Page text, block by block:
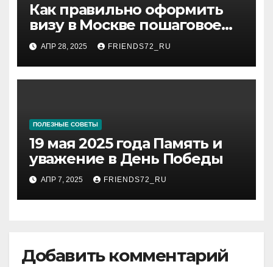
Как правильно оформить
визу в Москве пошаговое
руководство
АПР 28, 2025 FRIENDS72_RU
ПОЛЕЗНЫЕ СОВЕТЫ
19 мая 2025 года Память и
уважение в День Победы
АПР 7, 2025 FRIENDS72_RU
Добавить комментарий